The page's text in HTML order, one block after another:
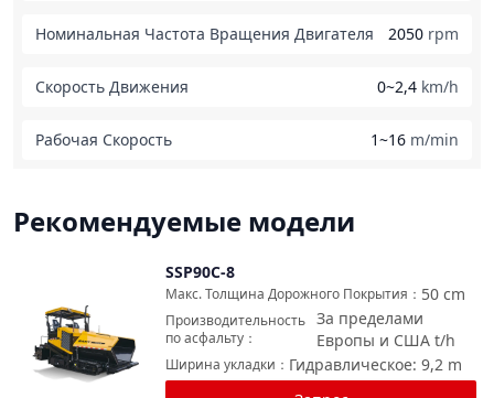
Номинальная Частота Вращения Двигателя 2050 rpm
Скорость Движения 0~2,4 km/h
Рабочая Скорость 1~16 m/min
Рекомендуемые модели
SSP90C-8
50 cm
Макс. Толщина Дорожного Покрытия ：
За пределами
Европы и США t/h
Производительность
по асфальту ：
Гидравлическое: 9,2 m
Ширина укладки ：